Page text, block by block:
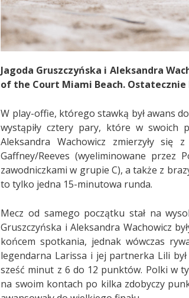
Jagoda Gruszczyńska i Aleksandra
of the Court Miami Beach. Ostatecznie
W play-offie, którego stawką był awans
wystąpiły cztery pary, które w swoich
Aleksandra Wachowicz zmierzyły
Gaffney/Reeves (wyeliminowane przez
zawodniczkami w grupie C), a także z
to tylko jedna 15-minutowa runda.
Mecz od samego początku stał na
Gruszczyńska i Aleksandra Wachowicz
końcem spotkania, jednak wówczas
legendarna Larissa i jej partnerka Lili
sześć minut z 6 do 12 punktów. Polki w
na swoim kontach po kilka zdobyczy